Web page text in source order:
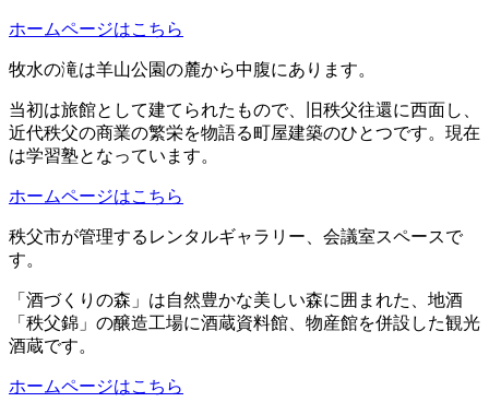
ホームページはこちら
牧水の滝は羊山公園の麓から中腹にあります。
当初は旅館として建てられたもので、旧秩父往還に西面し、
近代秩父の商業の繁栄を物語る町屋建築のひとつです。現在
は学習塾となっています。
ホームページはこちら
秩父市が管理するレンタルギャラリー、会議室スペースで
す。
「酒づくりの森」は自然豊かな美しい森に囲まれた、地酒
「秩父錦」の醸造工場に酒蔵資料館、物産館を併設した観光
酒蔵です。
ホームページはこちら